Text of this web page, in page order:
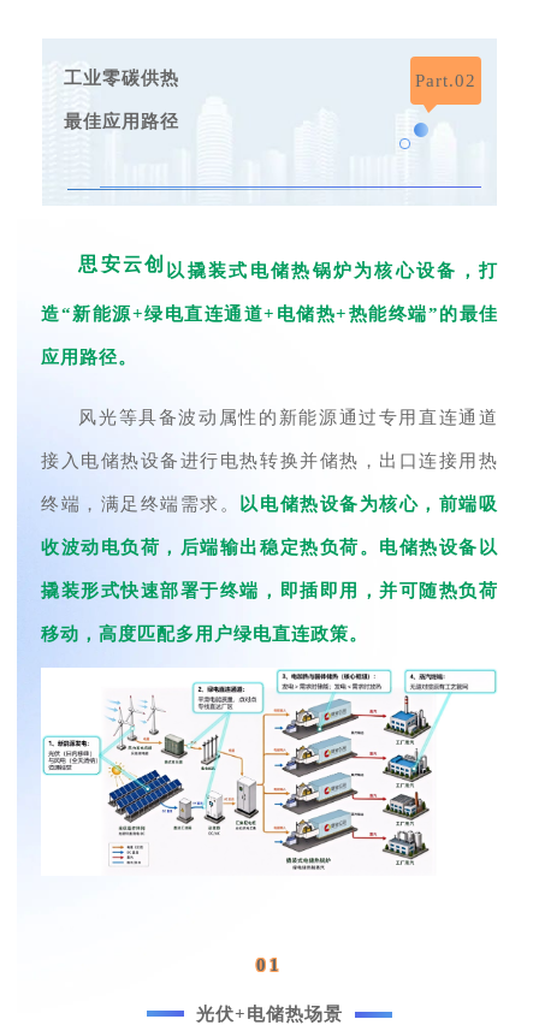
工业零碳供热
最佳应用路径
Part.02
思安云创 以撬装式电储热锅炉为核心设备，打
造“新能源+绿电直连通道+电储热+热能终端”的最佳
应用路径。
风光等具备波动属性的新能源通过专用直连通道
接入电储热设备进行电热转换并储热，出口连接用热
终端，满足终端需求。 以电储热设备为核心，前端吸
收波动电负荷，后端输出稳定热负荷。电储热设备以
撬装形式快速部署于终端，即插即用，并可随热负荷
移动，高度匹配多用户绿电直连政策。
01
光伏+电储热场景